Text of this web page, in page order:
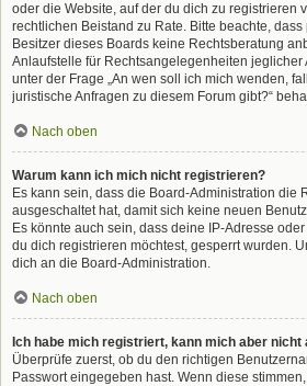
oder die Website, auf der du dich zu registrieren
rechtlichen Beistand zu Rate. Bitte beachte,
Besitzer dieses Boards keine Rechtsberatung
Anlaufstelle für Rechtsangelegenheiten jeglicher
unter der Frage „An wen soll ich mich wenden,
juristische Anfragen zu diesem Forum gibt?“
Nach oben
Warum kann ich mich nicht registrieren?
Es kann sein, dass die Board-Administration die
ausgeschaltet hat, damit sich keine neuen
Es könnte auch sein, dass deine IP-Adresse
du dich registrieren möchtest, gesperrt wurden.
dich an die Board-Administration.
Nach oben
Ich habe mich registriert, kann mich aber nicht
Überprüfe zuerst, ob du den richtigen
Passwort eingegeben hast. Wenn diese